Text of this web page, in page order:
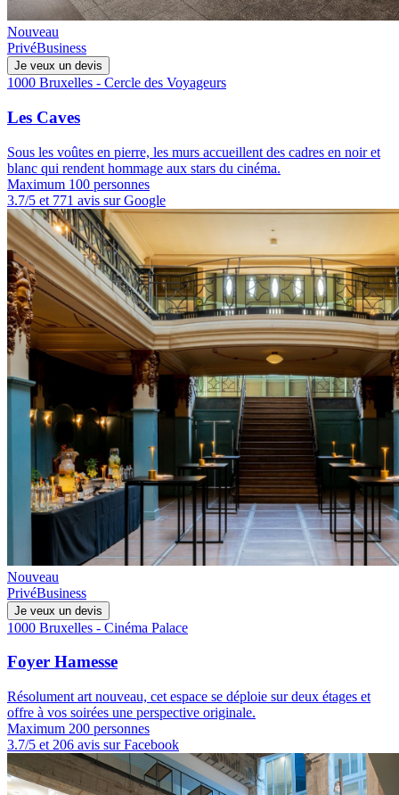
Nouveau
PrivéBusiness
Je veux un devis
1000 Bruxelles - Cercle des Voyageurs
Les Caves
Sous les voûtes en pierre, les murs accueillent des cadres en noir et
blanc qui rendent hommage aux stars du cinéma.
Maximum 100 personnes
3.7/5 et 771 avis sur Google
Nouveau
PrivéBusiness
Je veux un devis
1000 Bruxelles - Cinéma Palace
Foyer Hamesse
Résolument art nouveau, cet espace se déploie sur deux étages et
offre à vos soirées une perspective originale.
Maximum 200 personnes
3.7/5 et 206 avis sur Facebook